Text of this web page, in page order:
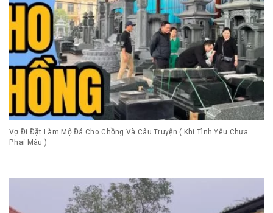
Vợ Đi Đặt Làm Mộ Đá Cho Chồng Và Câu Truyện ( Khi Tình Yêu Chưa
Phai Màu )